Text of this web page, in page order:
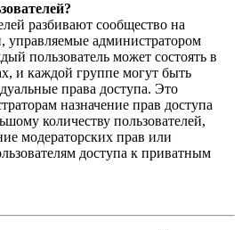
разбивают сообщество на
управляемые администратором
пользователь может состоять в
и каждой группе могут быть
права доступа. Это
назначение прав доступа
количеству пользователей,
модераторских прав или
доступа к приватным